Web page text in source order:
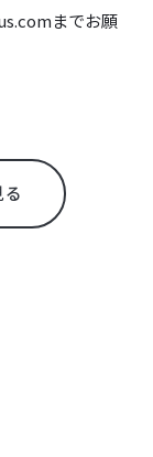
までお願